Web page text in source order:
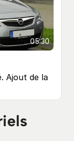
05:30
Ajout de la